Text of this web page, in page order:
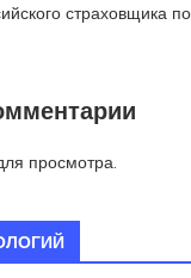
страховщика
просмотра.